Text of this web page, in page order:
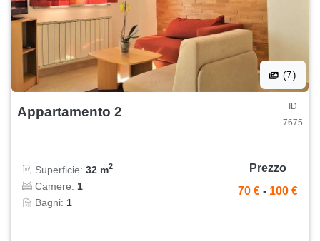
(7)
Appartamento 2
ID
7675
Superficie: 32 m2
Camere: 1
Bagni: 1
Prezzo
70 € - 100 €